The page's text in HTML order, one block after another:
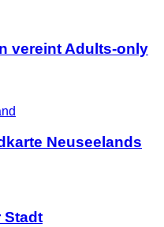
vereint Adults-only
Neuseelands
Stadt